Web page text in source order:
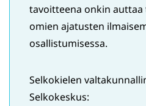
tavoitteena onkin auttaa
omien ajatusten
osallistumisessa.
Selkokielen
Selkokeskus: